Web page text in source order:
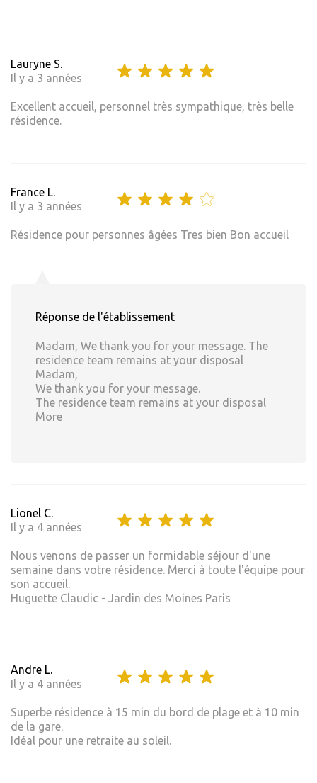
Lauryne S.
Il y a 3 années
Excellent accueil, personnel très sympathique, très belle
résidence.
France L.
Il y a 3 années
Résidence pour personnes âgées Tres bien Bon accueil
Réponse de l'établissement
Madam, We thank you for your message. The
residence team remains at your disposal
Madam,
We thank you for your message.
The residence team remains at your disposal
More
Lionel C.
Il y a 4 années
Nous venons de passer un formidable séjour d'une
semaine dans votre résidence. Merci à toute l'équipe pour
son accueil.
Huguette Claudic - Jardin des Moines Paris
Andre L.
Il y a 4 années
Superbe résidence à 15 min du bord de plage et à 10 min
de la gare.
Idéal pour une retraite au soleil.